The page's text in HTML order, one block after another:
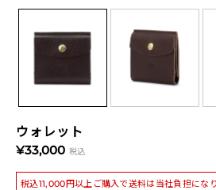
ウォレット
¥33,000 税込
税込11,000円以上ご購入で送料は当社負担にな